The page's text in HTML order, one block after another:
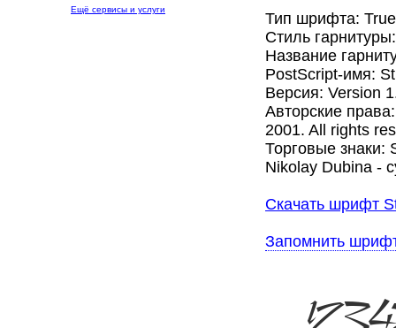
Ещё сервисы и услуги
Тип шрифта:
Стиль
Название
PostScript-имя:
Версия: Version
Авторские
2001. All rights
Торговые знаки:
Nikolay Dubina -
Скачать шрифт
Запомнить